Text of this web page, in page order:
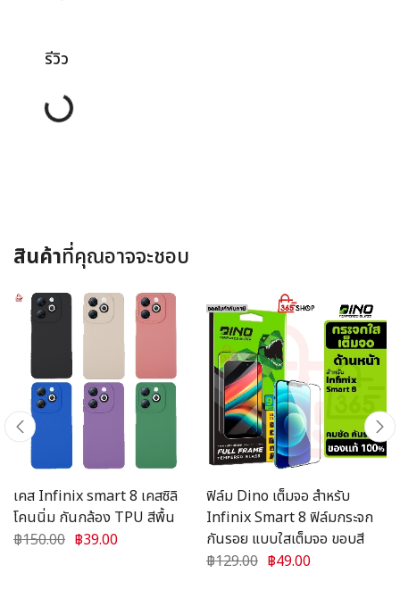
รีวิว
Loading...
สินค้าที่คุณอาจจะชอบ
เคส Infinix smart 8 เคสซิลิ
โคนนิ่ม กันกล้อง TPU สีพื้น
฿150.00 ฿39.00
ฟิล์ม Dino เต็มจอ สำหรับ
Infinix Smart 8 ฟิล์มกระจก
กันรอย แบบใสเต็มจอ ขอบสี
฿129.00 ฿49.00